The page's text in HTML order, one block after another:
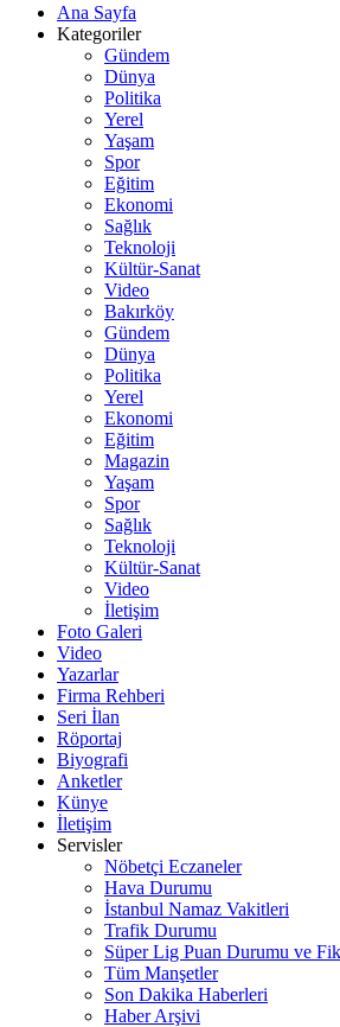
Ana Sayfa
Kategoriler
Gündem
Dünya
Politika
Yerel
Yaşam
Spor
Eğitim
Ekonomi
Sağlık
Teknoloji
Kültür-Sanat
Video
Bakırköy
Gündem
Dünya
Politika
Yerel
Ekonomi
Eğitim
Magazin
Yaşam
Spor
Sağlık
Teknoloji
Kültür-Sanat
Video
İletişim
Foto Galeri
Video
Yazarlar
Firma Rehberi
Seri İlan
Röportaj
Biyografi
Anketler
Künye
İletişim
Servisler
Nöbetçi Eczaneler
Hava Durumu
İstanbul Namaz Vakitleri
Trafik Durumu
Süper Lig Puan Durumu ve
Tüm Manşetler
Son Dakika Haberleri
Haber Arşivi